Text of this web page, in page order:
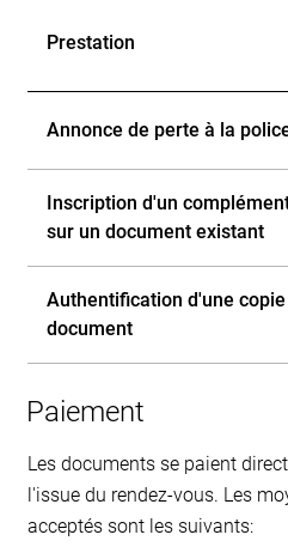
Prestation
Annonce de perte à la
Inscription d'un
sur un document existant
Authentification d'une copie
document
Paiement
Les documents se paient
l'issue du rendez-vous. Les
acceptés sont les suivants: